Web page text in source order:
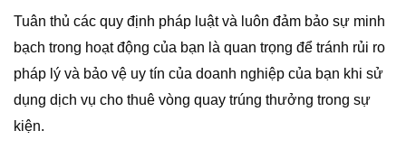
Tuân thủ các quy định pháp luật và luôn đảm bảo sự minh
bạch trong hoạt động của bạn là quan trọng để tránh rủi ro
pháp lý và bảo vệ uy tín của doanh nghiệp của bạn khi sử
dụng dịch vụ cho thuê vòng quay trúng thưởng trong sự
kiện.